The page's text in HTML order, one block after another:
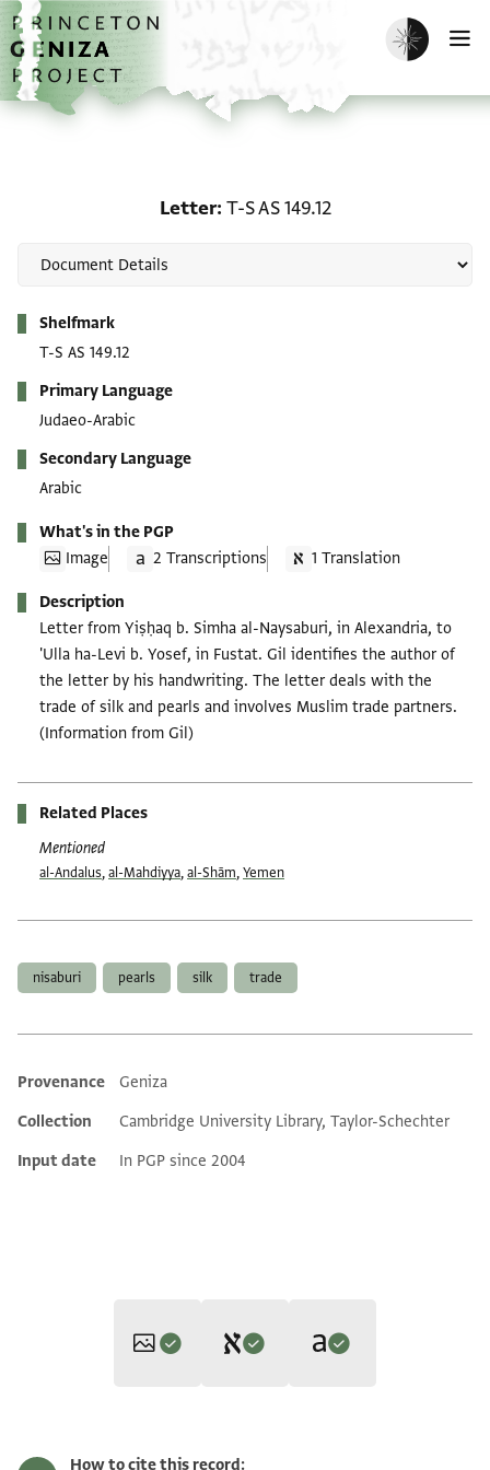
Skip to main content
home
Enable dark
Letter T-S AS 149.12
Shelfmark
T-S AS 149.12
Primary Language
Judaeo-Arabic
Secondary Language
Arabic
What's in the PGP
Image
2 Transcriptions 1 Translation
Description
Letter from Yiṣḥaq b. Simha al-Naysaburi, in Alexandria, to
'Ulla ha-Levi b. Yosef, in Fustat. Gil identifies the author of
the letter by his handwriting. The letter deals with the
trade of silk and pearls and involves Muslim trade partners.
(Information from Gil)
Related Places
Mentioned
al-Andalus,al-Mahdiyya,al-Shām,Yemen
nisaburi pearls silk trade
Additional metadata
Provenance
Geniza
Collection
Cambridge University Library, Taylor-Schechter
Input date
In PGP since 2004
Moshe Gil,In the Kingdom of Ishmael‎
How to cite this record: